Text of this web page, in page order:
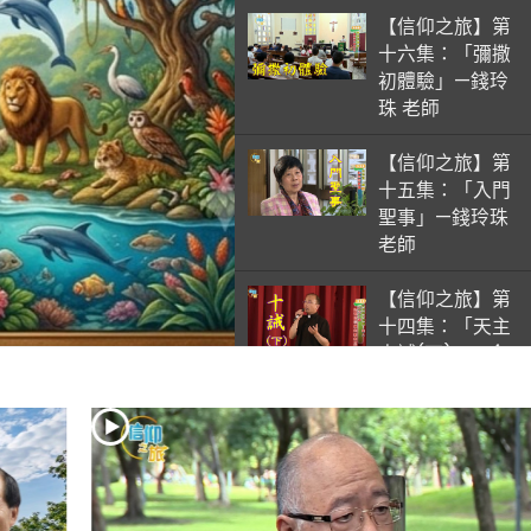
【信仰之旅】第
十六集：「彌撒
初體驗」—錢玲
珠 老師
【信仰之旅】第
十五集：「入門
聖事」—錢玲珠
老師
【信仰之旅】第
十四集：「天主
十誡(下)」—金
【信仰之旅】第
十三集：「天主
十誡(上)」—金
毓瑋 神父